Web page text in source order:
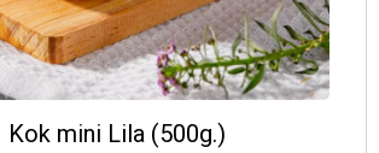
Kok mini Lila (500g.)